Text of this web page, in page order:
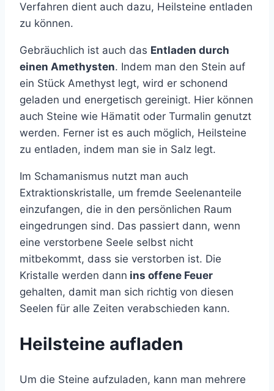
Verfahren dient auch dazu, Heilsteine entladen
zu können.
Gebräuchlich ist auch das Entladen durch
einen Amethysten. Indem man den Stein auf
ein Stück Amethyst legt, wird er schonend
geladen und energetisch gereinigt. Hier können
auch Steine wie Hämatit oder Turmalin genutzt
werden. Ferner ist es auch möglich, Heilsteine
zu entladen, indem man sie in Salz legt.
Im Schamanismus nutzt man auch
Extraktionskristalle, um fremde Seelenanteile
einzufangen, die in den persönlichen Raum
eingedrungen sind. Das passiert dann, wenn
eine verstorbene Seele selbst nicht
mitbekommt, dass sie verstorben ist. Die
Kristalle werden dann ins offene Feuer
gehalten, damit man sich richtig von diesen
Seelen für alle Zeiten verabschieden kann.
Heilsteine aufladen
Um die Steine aufzuladen, kann man mehrere